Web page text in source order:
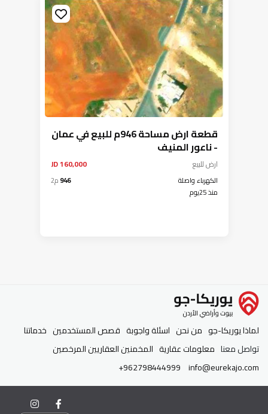
قطعة ارض مساحة 946م للبيع في عمان
- ناعور المنيف
ارضللبيع 160,000 JD
الكهرباء واصلة 946م2
منذ 25يوم
لماذا يوريكا-جو من نحن اسئلة واجوبة قصص المستخدمين خدماتنا
تواصل معنا معلومات عقارية المخمنين العقاريين المرخصين
info@eurekajo.com
+962798444999